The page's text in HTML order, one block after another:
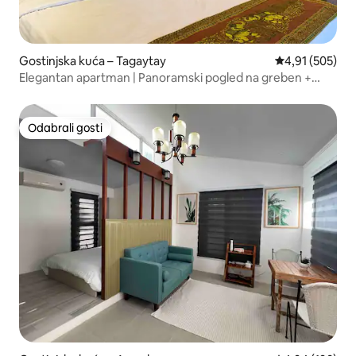
Gostinjska kuća – Tagaytay Prosječna
4,91 (505)
Elegantan apartman | Panoramski pogled na greben +
Odabrali gosti
Odabrali gosti